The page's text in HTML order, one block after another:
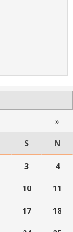
»
S N
3 4
10 11
17 18